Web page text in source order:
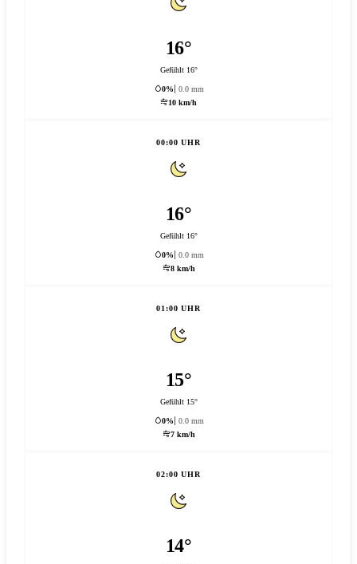
16°
Gefühlt 16°
0%
0.0 mm
10 km/h
00:00 UHR
16°
Gefühlt 16°
0%
0.0 mm
8 km/h
01:00 UHR
15°
Gefühlt 15°
0%
0.0 mm
7 km/h
02:00 UHR
14°